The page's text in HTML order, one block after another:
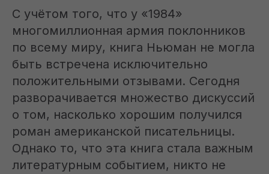
С учётом того, что у «1984»
многомиллионная армия поклонников
по всему миру, книга Ньюман не могла
быть встречена исключительно
положительными отзывами. Сегодня
разворачивается множество дискуссий
о том, насколько хорошим получился
роман американской писательницы.
Однако то, что эта книга стала важным
литературным событием, никто не